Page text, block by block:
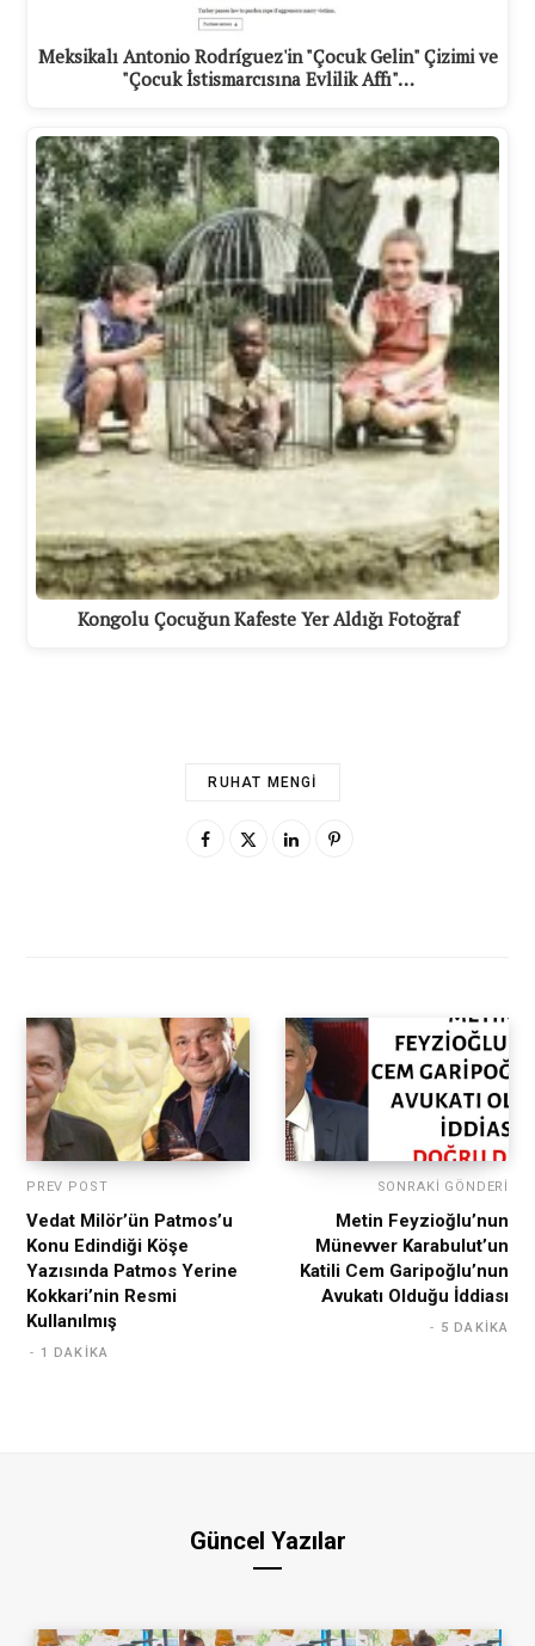
Meksikalı Antonio Rodríguez'in "Çocuk Gelin" Çizimi ve
"Çocuk İstismarcısına Evlilik Affı"…
Kongolu Çocuğun Kafeste Yer Aldığı Fotoğraf
RUHAT MENGI
PREV POST
Vedat Milör’ün Patmos’u
Konu Edindiği Köşe
Yazısında Patmos Yerine
Kokkari’nin Resmi
Kullanılmış
1 DAKIKA
SONRAKI GÖNDERI
Metin Feyzioğlu’nun
Münevver Karabulut’un
Katili Cem Garipoğlu’nun
Avukatı Olduğu İddiası
5 DAKIKA
Güncel Yazılar